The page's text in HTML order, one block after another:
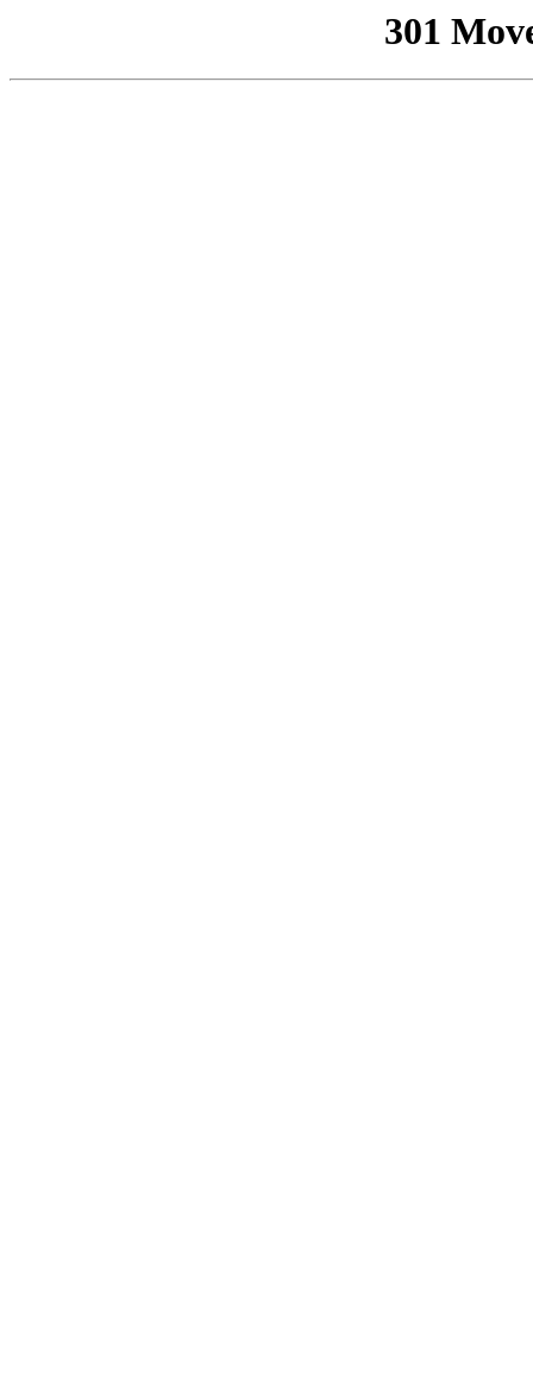
301